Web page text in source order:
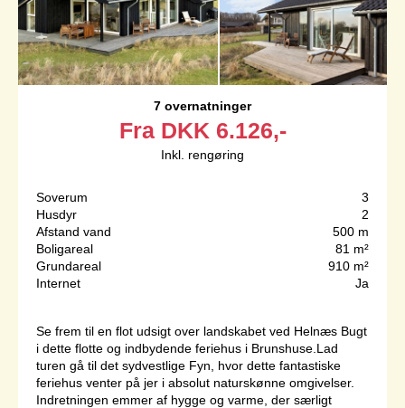
7 overnatninger
Fra DKK 6.126,-
Inkl. rengøring
Soverum
3
Husdyr
2
Afstand vand
500 m
Boligareal
81 m²
Grundareal
910 m²
Internet
Ja
Se frem til en flot udsigt over landskabet ved Helnæs Bugt
i dette flotte og indbydende feriehus i Brunshuse.Lad
turen gå til det sydvestlige Fyn, hvor dette fantastiske
feriehus venter på jer i absolut naturskønne omgivelser.
Indretningen emmer af hygge og varme, der særligt